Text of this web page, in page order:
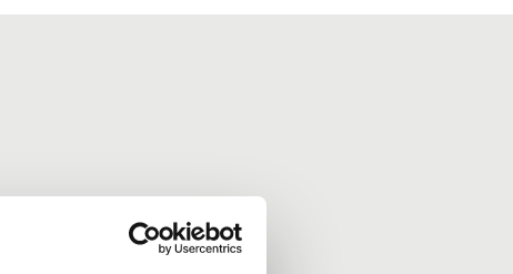
vi en grundig dialog